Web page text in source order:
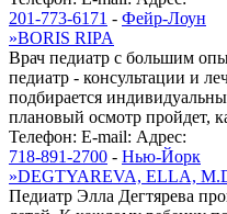
201-773-6171 - Фейр-Лоун
»BORIS RIPA
Врач педиатр с большим
педиатр - консультации и
подбирается
плановый осмотр пройдет,
Телефон: E-mail: Адрес:
718-891-2700 - Нью-Йорк
»DEGTYAREVA, ELLA,
Педиатр Элла Дегтярева